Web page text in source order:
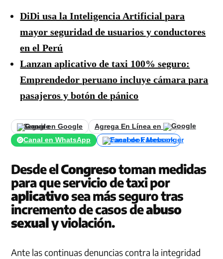
DiDi usa la Inteligencia Artificial para
mayor seguridad de usuarios y conductores
en el Perú
Lanzan aplicativo de taxi 100% seguro:
Emprendedor peruano incluye cámara para
pasajeros y botón de pánico
Seguir en Google
Agrega En Línea en
Canal en WhatsApp
Canal de Facebook
Desde elCongresotoman medidas
para que servicio de taxi por
aplicativosea más seguro tras
incremento de casos deabuso
sexualy violación.
Ante las continuas denuncias contra la integridad